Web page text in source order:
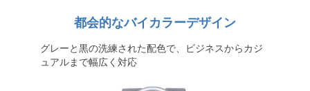
都会的なバイカラーデザイン
グレーと黒の洗練された配色で、ビジネスからカジ
ュアルまで幅広く対応